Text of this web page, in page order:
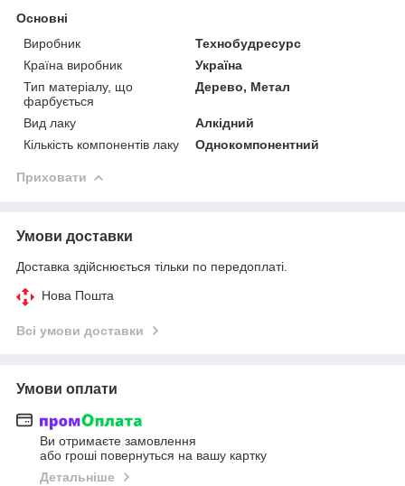
Основні
Виробник
Технобудресурс
Країна виробник
Україна
Тип матеріалу, що
фарбується
Дерево, Метал
Вид лаку
Алкідний
Кількість компонентів лаку
Однокомпонентний
Приховати
Умови доставки
Доставка здійснюється тільки по передоплаті.
Нова Пошта
Всі умови доставки
Умови оплати
Ви отримаєте замовлення
або гроші повернуться на вашу картку
Детальніше